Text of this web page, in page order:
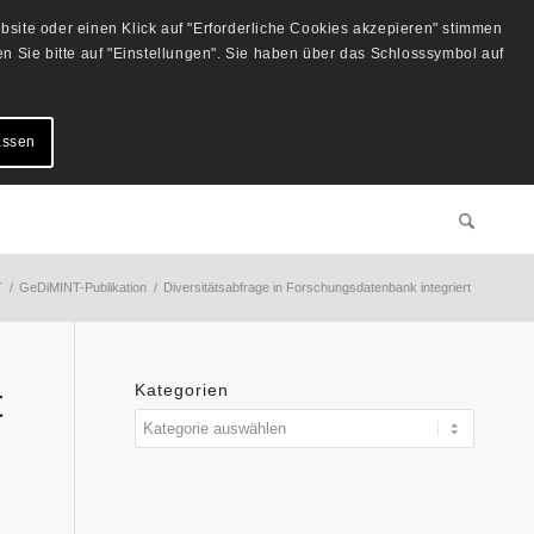
/ GeDiMINT-Publikation / Diversitätsabfrage in Forschungsdatenbank integriert
Kategorien
Kategorien
oder einen Klick auf "Erforderliche Cookies akzepieren" stimmen
Sie bitte auf "Einstellungen". Sie haben über das Schlosssymbol auf